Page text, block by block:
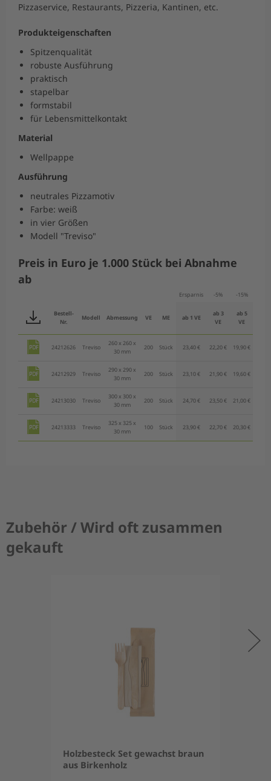
Pizzaservice, Restaurants, Pizzeria, Kantinen, etc.
Produkteigenschaften
Spitzenqualität
robuste Ausführung
praktisch
stapelbar
formstabil
für Lebensmittelkontakt
Material
Wellpappe
Ausführung
neutrales Pizzamotiv
Farbe: weiß
in vier Größen
Modell "Treviso"
Preis in Euro je 1.000 Stück bei Abnahme
ab
Ersparnis -5% -15%
Bestell-
Nr.
Modell Abmessung VE ME ab 1 VE
ab 3
VE
ab 5
VE
24212626 Treviso
260 x 260 x
30 mm
200 Stück 23,40 € 22,20 € 19,90 €
24212929 Treviso
290 x 290 x
30 mm
200 Stück 23,10 € 21,90 € 19,60 €
24213030 Treviso
300 x 300 x
30 mm
200 Stück 24,70 € 23,50 € 21,00 €
24213333 Treviso
325 x 325 x
30 mm
100 Stück 23,90 € 22,70 € 20,30 €
Zubehör / Wird oft zusammen
gekauft
Holzbesteck Set gewachst braun
aus Birkenholz